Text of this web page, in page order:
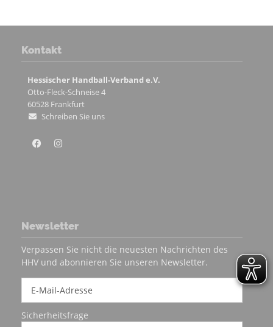
Kontakt
Hessischer Handball-Verband e.V.
Otto-Fleck-Schneise 4
60528 Frankfurt
Schreiben Sie uns
Newsletter
Verpassen Sie nicht die neuesten Nachrichten des
HHV und abonnieren Sie unseren Newsletter.
Sicherheitsfrage